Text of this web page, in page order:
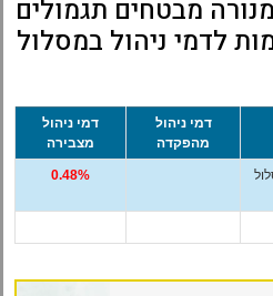
מבטחים תגמולים
לדמי ניהול במסלול
דמי ניהול
מהפקדה
דמי ניהול
מצבירה
0.48%